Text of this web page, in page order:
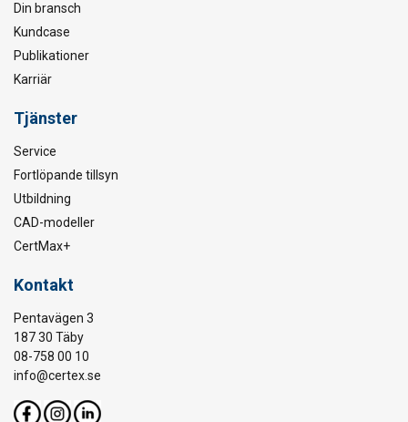
Din bransch
Kundcase
Publikationer
Karriär
Tjänster
Service
Fortlöpande tillsyn
Utbildning
CAD-modeller
CertMax+
Kontakt
Pentavägen 3
187 30 Täby
08-758 00 10
info@certex.se